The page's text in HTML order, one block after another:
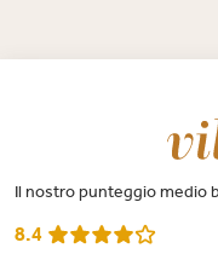
Il nostro punteggio medio
8.4